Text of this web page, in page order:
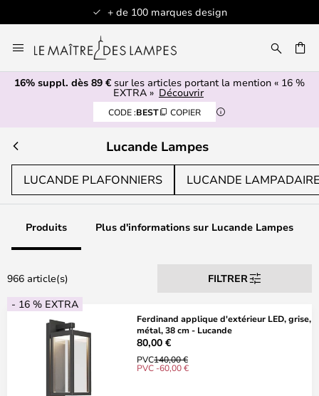
Articles en stock expédiés sous 1
au
contenu
16% suppl. dès 89 € sur les articles portant la mention « 16 %
EXTRA » Découvrir
CODE :BEST COPIER
Lucande Lampes
LUCANDE PLAFONNIERS LUCANDE
Produits Plus d'informations sur Lucande Lampes
966 article(s)
FILTRER
- 16 % EXTRA
Ferdinand applique d'extérieur LED, grise,
métal, 38 cm - Lucande
80,00 €
PVC140,00 €
PVC -60,00 €